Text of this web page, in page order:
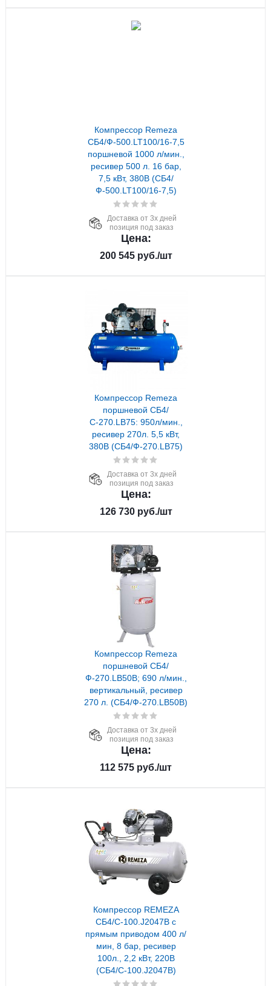
Компрессор Remeza
СБ4/Ф-500.LT100/16-7,5
поршневой 1000 л/мин.,
ресивер 500 л. 16 бар,
7,5 кВт, 380В (СБ4/
Ф-500.LT100/16-7,5)
Доставка от 3х дней
позиция под заказ
Цена:
200 545руб./шт
Компрессор Remeza
поршневой СБ4/
С-270.LB75: 950л/мин.,
ресивер 270л. 5,5 кВт,
380В (СБ4/Ф-270.LB75)
Доставка от 3х дней
позиция под заказ
Цена:
126 730руб./шт
Компрессор Remeza
поршневой СБ4/
Ф-270.LB50B; 690 л/мин.,
вертикальный, ресивер
270 л. (СБ4/Ф-270.LB50В)
Доставка от 3х дней
позиция под заказ
Цена:
112 575 руб./шт
Компрессор REMEZA
СБ4/C-100.J2047B с
прямым приводом 400 л/
мин, 8 бар, ресивер
100л., 2,2 кВт, 220В
(СБ4/C-100.J2047B)